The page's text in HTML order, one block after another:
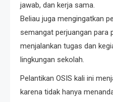
jawab, dan kerja sama.
Beliau juga mengingatkan
semangat perjuangan para
menjalankan tugas dan
lingkungan sekolah.
Pelantikan OSIS kali ini
karena tidak hanya